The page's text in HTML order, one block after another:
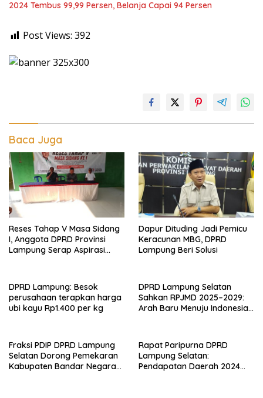
2024 Tembus 99,99 Persen, Belanja Capai 94 Persen
Post Views: 392
Baca Juga
Reses Tahap V Masa Sidang
I, Anggota DPRD Provinsi
Lampung Serap Aspirasi
Dapur Dituding Jadi Pemicu
Keracunan MBG, DPRD
Lampung Beri Solusi
DPRD Lampung: Besok
perusahaan terapkan harga
ubi kayu Rp1.400 per kg
DPRD Lampung Selatan
Sahkan RPJMD 2025–2029:
Arah Baru Menuju Indonesia
Fraksi PDIP DPRD Lampung
Selatan Dorong Pemekaran
Kabupaten Bandar Negara
Rapat Paripurna DPRD
Lampung Selatan:
Pendapatan Daerah 2024